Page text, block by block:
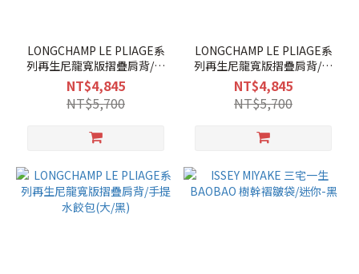
LONGCHAMP LE PLIAGE系
列再生尼龍寬版摺疊肩背/手
提水餃包(大/小石子灰)
NT$4,845
NT$5,700
LONGCHAMP LE PLIAGE系
列再生尼龍寬版摺疊肩背/手
提水餃包(大/草莓紅)
NT$4,845
NT$5,700